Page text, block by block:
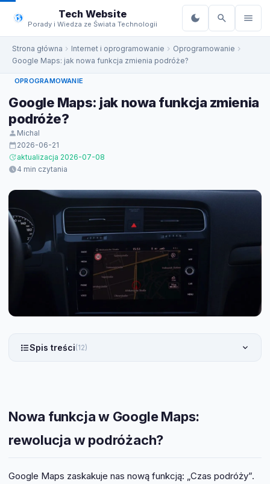
do
treści
Tech Website
Porady i Wiedza ze Świata Technologii
Strona główna Internet i oprogramowanie
Oprogramowanie
Google Maps: jak nowa funkcja zmienia podróże?
OPROGRAMOWANIE
Google Maps: jak nowa funkcja zmienia
podróże?
Michal
2026-06-21
aktualizacja 2026-07-08
4 min czytania
Spis treści(12)
Nowa funkcja w Google Maps:
rewolucja w podróżach?
Google Maps zaskakuje nas nową funkcją: „Czas podróży”.